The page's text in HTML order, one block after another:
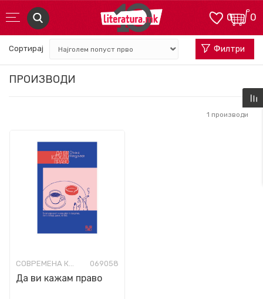
0
0
ПРОИЗВОДИ
Сортирај Филтри
1 производи
СОВРЕМЕНА КНИЖЕВНОСТ 069058
Да ви кажам право